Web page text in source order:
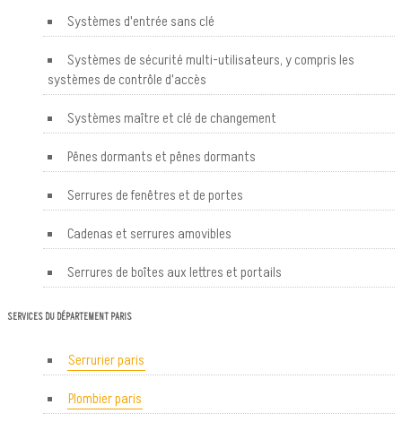
Systèmes d'entrée sans clé
Systèmes de sécurité multi-utilisateurs, y compris les
systèmes de contrôle d'accès
Systèmes maître et clé de changement
Pênes dormants et pênes dormants
Serrures de fenêtres et de portes
Cadenas et serrures amovibles
Serrures de boîtes aux lettres et portails
SERVICES DU DÉPARTEMENT PARIS
Serrurier paris
Plombier paris